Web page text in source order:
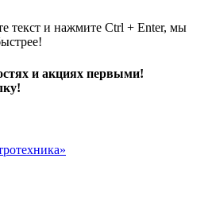
текст и нажмите Ctrl + Enter, мы
и акциях первыми!